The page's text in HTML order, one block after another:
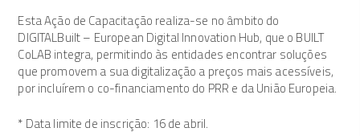
Esta Ação de Capacitação realiza-se no âmbito do
DIGITALBuilt – European Digital Innovation Hub, que o BUILT
CoLAB integra, permitindo às entidades encontrar soluções
que promovem a sua digitalização a preços mais acessíveis,
por incluírem o co-financiamento do PRR e da União Europeia.
* Data limite de inscrição: 16 de abril.